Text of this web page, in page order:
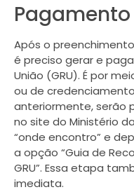
Pagamento
Após o
é preciso gerar e
União (GRU). É por
ou de
anteriormente, serão
no site do Ministério
“onde encontro” e
a opção “Guia de
GRU”. Essa etapa
imediata.